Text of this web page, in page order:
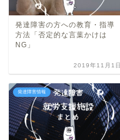
発達障害の方への教育・指導
方法「否定的な言葉かけは
NG」
2019年11月1日
発達障害情報